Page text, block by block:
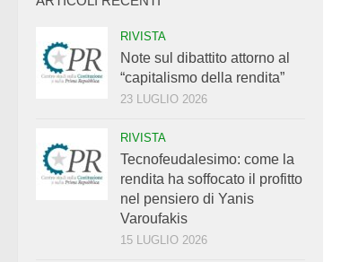
RIVISTA
Note sul dibattito attorno al
“capitalismo della rendita”
23 LUGLIO 2026
RIVISTA
Tecnofeudalesimo: come la
rendita ha soffocato il profitto
nel pensiero di Yanis
Varoufakis
15 LUGLIO 2026